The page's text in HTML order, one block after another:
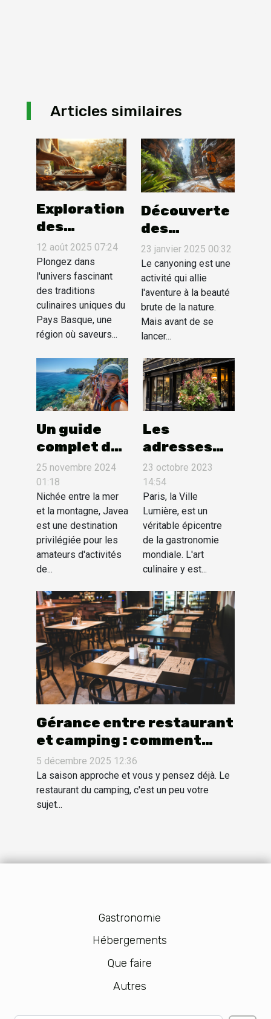
Articles similaires
Exploration
des
traditions
culinaires
uniques du
Pays
Basque
12 août 2025 07:24
Plongez dans
l'univers fascinant
des traditions
culinaires uniques du
Pays Basque, une
région où saveurs...
Découverte
des
techniques
de sécurité
essentielles
en
canyoning
23 janvier 2025 00:32
Le canyoning est une
activité qui allie
l'aventure à la beauté
brute de la nature.
Mais avant de se
lancer...
Un guide
complet des
meilleures
activités de
plein air à
Javea
25 novembre 2024
01:18
Nichée entre la mer
et la montagne, Javea
est une destination
privilégiée pour les
amateurs d'activités
de...
Les
adresses
secrètes
des chefs
étoilés à
Paris
23 octobre 2023
14:54
Paris, la Ville
Lumière, est un
véritable épicentre
de la gastronomie
mondiale. L'art
culinaire y est...
Gérance entre restaurant
et camping : comment
assurer une saison
réussie sans les
contraintes ?
5 décembre 2025 12:36
La saison approche et vous y pensez déjà. Le
restaurant du camping, c'est un peu votre
sujet...
Gastronomie
Hébergements
Que faire
Autres